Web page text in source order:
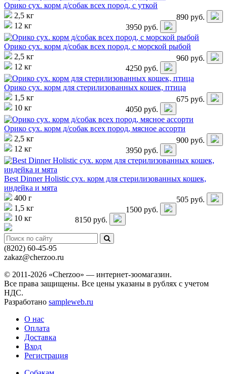
Орико сух. корм д/собак всех пород, с уткой
2,5 кг
890 руб.
12 кг
3950 руб.
Орико сух. корм д/собак всех пород, с морской рыбой
2,5 кг
960 руб.
12 кг
4250 руб.
Орико сух. корм для стерилизованных кошек, птица
1,5 кг
675 руб.
10 кг
4050 руб.
Орико сух. корм д/собак всех пород, мясное ассорти
2,5 кг
900 руб.
12 кг
3950 руб.
Best Dinner Holistic сух. корм для стерилизованных кошек,
индейка и мята
400 г
505 руб.
1,5 кг
1500 руб.
10 кг
8150 руб.
(8202) 60-45-95
zakaz@cherzoo.ru
© 2011-2026 «Cherzoo» — интернет-зоомагазин.
Все права защищены. Все цены указаны в рублях с учетом
НДС.
Разработано sampleweb.ru
О нас
Оплата
Доставка
Вход
Регистрация